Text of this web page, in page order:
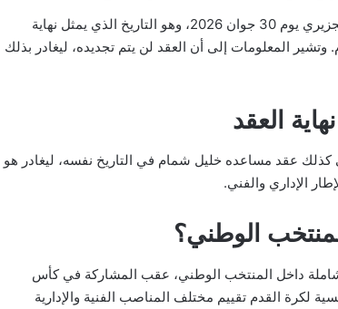
بحسب المعطيات المتوفرة، ينتهي عقد زياد الجزيري يوم 30 جوان 2026، وهو التاريخ الذي يمثل نهاية
وتشير المعلومات إلى أن العقد لن يتم تجديده، ليغادر بذلك
العقد
كذلك عقد مساعده خليل شمام في التاريخ نفسه، ليغادر هو
الإداري والفني.
الوطني؟
داخل المنتخب الوطني، عقب المشاركة في كأس
التونسية لكرة القدم تقييم مختلف المناصب الفنية والإدارية